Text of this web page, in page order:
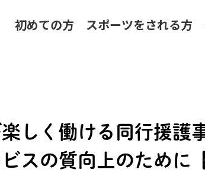
初めての方 スポーツをされる方
しく働ける同行援護
スの質向上のために